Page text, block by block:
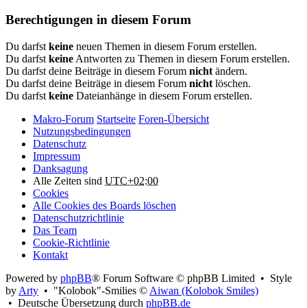
Berechtigungen in diesem Forum
Du darfst keine neuen Themen in diesem Forum erstellen.
Du darfst keine Antworten zu Themen in diesem Forum erstellen.
Du darfst deine Beiträge in diesem Forum nicht ändern.
Du darfst deine Beiträge in diesem Forum nicht löschen.
Du darfst keine Dateianhänge in diesem Forum erstellen.
Makro-Forum Startseite Foren-Übersicht
Nutzungsbedingungen
Datenschutz
Impressum
Danksagung
Alle Zeiten sind UTC+02:00
Cookies
Alle Cookies des Boards löschen
Datenschutzrichtlinie
Das Team
Cookie-Richtlinie
Kontakt
Powered by phpBB® Forum Software © phpBB Limited • Style
by Arty • "Kolobok"-Smilies © Aiwan (Kolobok Smiles)
• Deutsche Übersetzung durch phpBB.de